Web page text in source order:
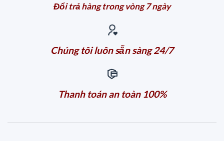
Đổi trả hàng trong vòng 7 ngày
Chúng tôi luôn sẵn sàng 24/7
Thanh toán an toàn 100%